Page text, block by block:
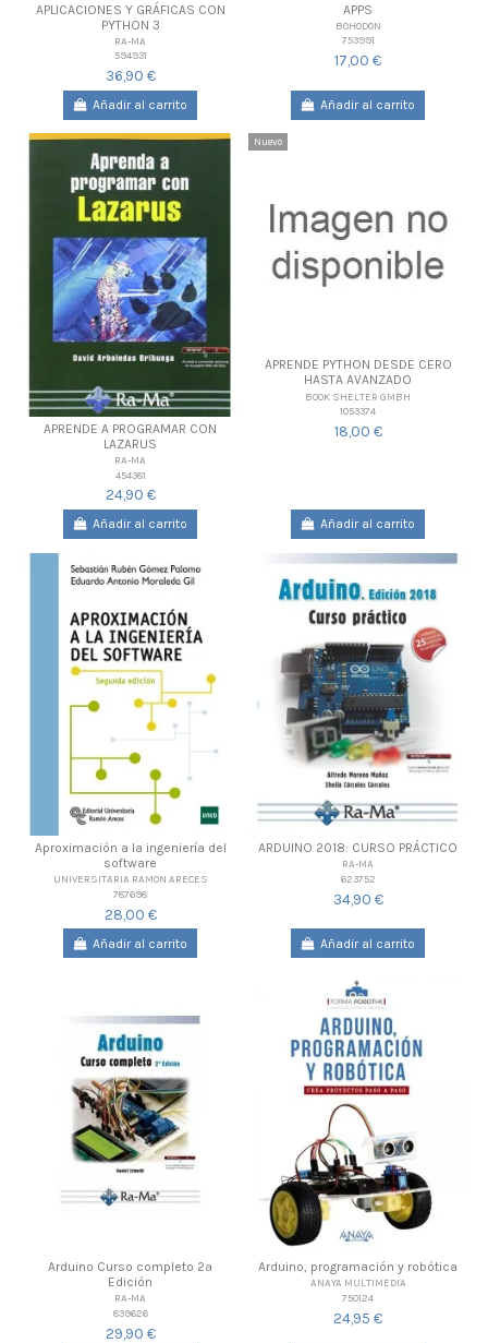
APLICACIONES Y GRÁFICAS CON
PYTHON 3
RA-MA
594931
36,90 €
Añadir al carrito
APPS
BOHODON
753991
17,00 €
Añadir al carrito
APRENDE A PROGRAMAR CON
LAZARUS
RA-MA
454381
24,90 €
Añadir al carrito
Nuevo
APRENDE PYTHON DESDE CERO
HASTA AVANZADO
BOOK SHELTER GMBH
1053374
18,00 €
Añadir al carrito
Aproximación a la ingeniería del
software
UNIVERSITARIA RAMON ARECES
787698
28,00 €
Añadir al carrito
ARDUINO 2018: CURSO PRÁCTICO
RA-MA
623752
34,90 €
Añadir al carrito
Arduino Curso completo 2ª
Edición
RA-MA
839626
29,90 €
Arduino, programación y robótica
ANAYA MULTIMEDIA
750124
24,95 €